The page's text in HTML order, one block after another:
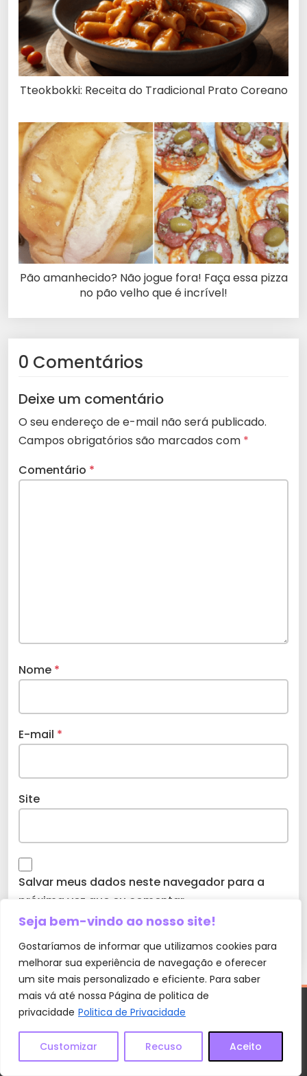
Seja bem-vindo ao nosso site!
Gostaríamos de informar que utilizamos cookies para
melhorar sua experiência de navegação e oferecer
um site mais personalizado e eficiente. Para saber
mais vá até nossa Página de politica de
privacidade Politica de Privacidade
Customizar Recuso Aceito
Tteokbokki: Receita do Tradicional Prato Coreano
Pão amanhecido? Não jogue fora! Faça essa pizza
no pão velho que é incrível!
0 Comentários
Deixe um comentário
O seu endereço de e-mail não será publicado.
Campos obrigatórios são marcados com *
Comentário *
Nome *
E-mail *
Site
Salvar meus dados neste navegador para a
próxima vez que eu comentar.